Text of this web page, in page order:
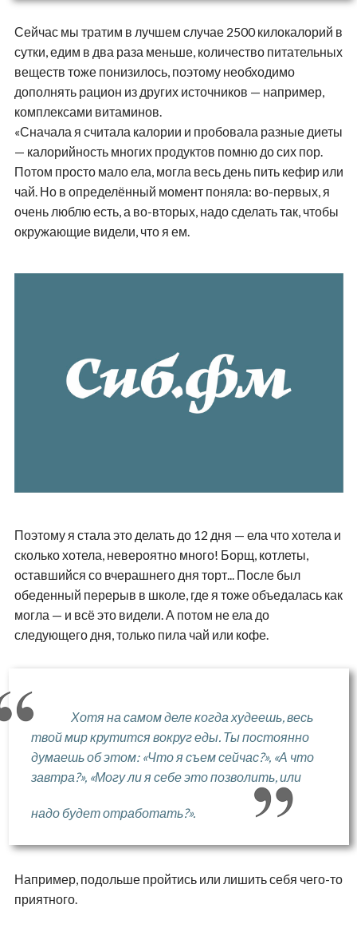
Сейчас мы тратим в лучшем случае 2500 килокалорий в
сутки, едим в два раза меньше, количество питательных
веществ тоже понизилось, поэтому необходимо
дополнять рацион из других источников — например,
комплексами витаминов.
«Сначала я считала калории и пробовала разные диеты
— калорийность многих продуктов помню до сих пор.
Потом просто мало ела, могла весь день пить кефир или
чай. Но в определённый момент поняла: во-первых, я
очень люблю есть, а во-вторых, надо сделать так, чтобы
окружающие видели, что я ем.
Поэтому я стала это делать до 12 дня — ела что хотела и
сколько хотела, невероятно много! Борщ, котлеты,
оставшийся со вчерашнего дня торт... После был
обеденный перерыв в школе, где я тоже объедалась как
могла — и всё это видели. А потом не ела до
следующего дня, только пила чай или кофе.
Хотя на самом деле когда худеешь, весь
твой мир крутится вокруг еды. Ты постоянно
думаешь об этом: «Что я съем сейчас?», «А что
завтра?», «Могу ли я себе это позволить, или
надо будет отработать?».
Например, подольше пройтись или лишить себя чего-то
приятного.